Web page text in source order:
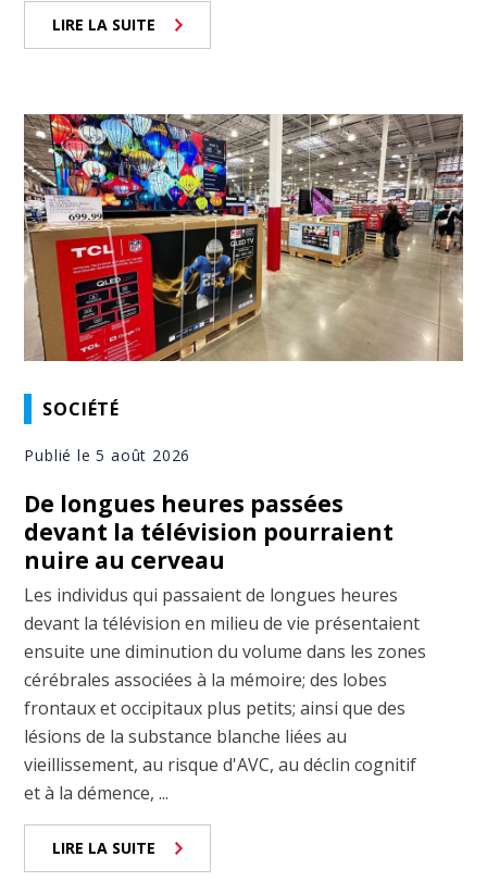
LIRE LA SUITE
SOCIÉTÉ
Publié le 5 août 2026
De longues heures passées
devant la télévision pourraient
nuire au cerveau
Les individus qui passaient de longues heures
devant la télévision en milieu de vie présentaient
ensuite une diminution du volume dans les zones
cérébrales associées à la mémoire; des lobes
frontaux et occipitaux plus petits; ainsi que des
lésions de la substance blanche liées au
vieillissement, au risque d'AVC, au déclin cognitif
et à la démence, ...
LIRE LA SUITE